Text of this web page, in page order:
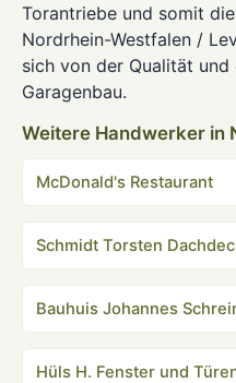
Torantriebe und somit
Nordrhein-Westfalen /
sich von der Qualität
Garagenbau.
Weitere Handwerker in
McDonald's Restaurant
Schmidt Torsten
Bauhuis Johannes
Hüls H. Fenster und